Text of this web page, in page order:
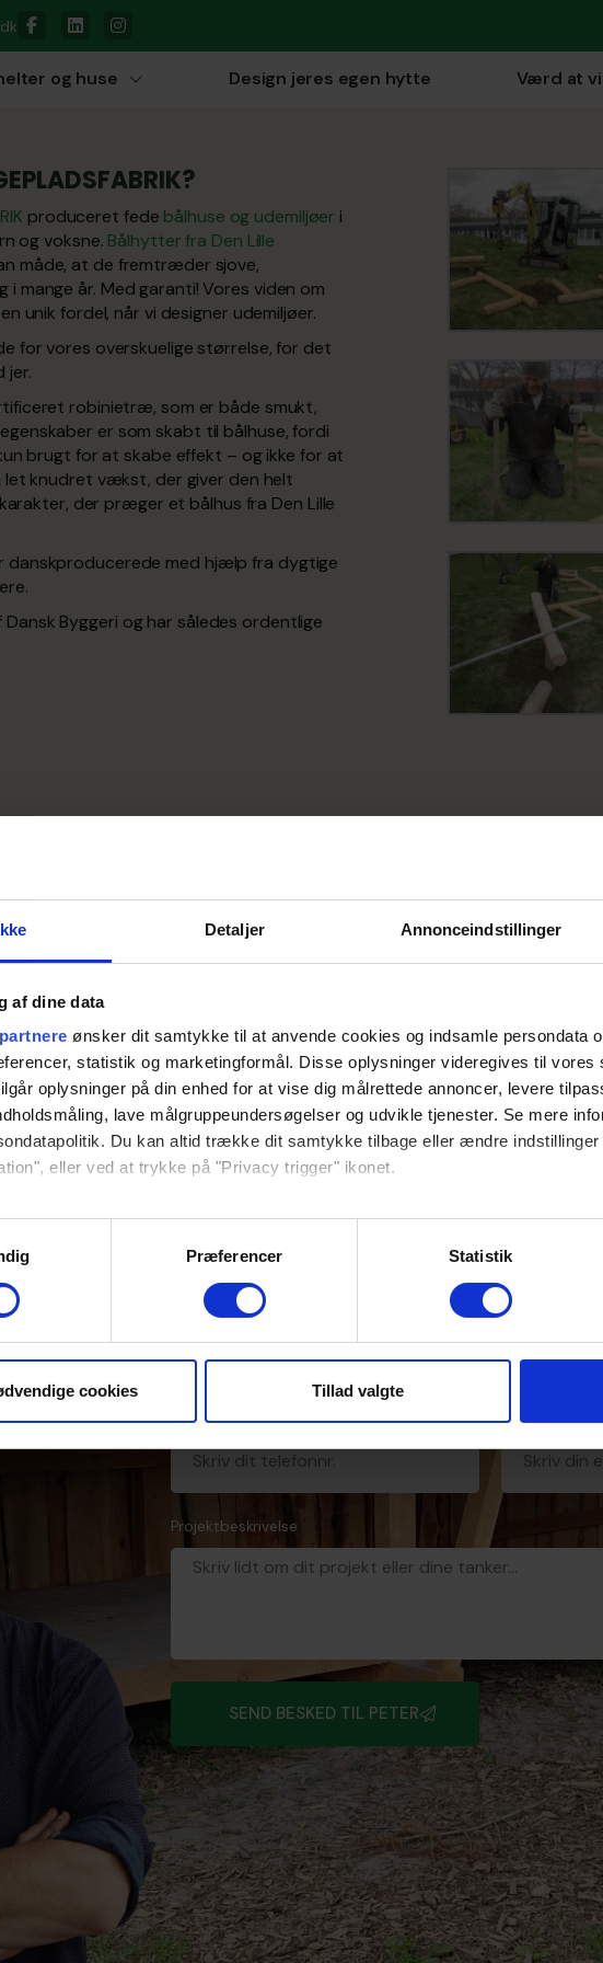
Detaljer Annonceindstillinger
af dine data
ønsker dit samtykke til at anvende cookies og indsamle persondata
statistik og marketingformål. Disse oplysninger videregives til vores
oplysninger på din enhed for at vise dig målrettede annoncer, levere
lave målgruppeundersøgelser og udvikle tjenester. Se mere
Du kan altid trække dit samtykke tilbage eller ændre
eller ved at trykke på "Privacy trigger" ikonet.
på hele websitet.
deler også oplysninger om din brug af vores hjemmeside med vores partnere
Præferencer Statistik
cookies Tillad valgte
og huse Design jeres egen hytte Værd at
produceret fede bålhuse og udemiljøer i
og voksne. Bålhytter fra Den Lille
måde, at de fremtræder sjove,
mange år. Med garanti! Vores viden om
unik fordel, når vi designer udemiljøer.
for vores overskuelige størrelse, for det
jer.
robinietræ, som er både smukt,
er som skabt til bålhuse, fordi
brugt for at skabe effekt – og ikke for at
let knudret vækst, der giver den helt
der præger et bålhus fra Den Lille
danskproducerede med hjælp fra dygtige
Dansk Byggeri og har således ordentlige
en
Få en uforpligtende snak
idéer - udfyld formularen og
tilbage inden for 48 timer!
Fulde navn
Projektbeskrivelse
SEND BESKED TIL PETER